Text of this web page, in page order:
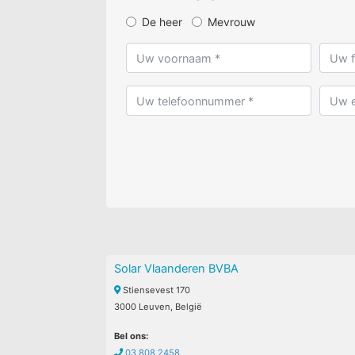
De heer Mevrouw
Solar Vlaanderen BVBA
Stiensevest 170
3000 Leuven, België
Bel ons:
03 808 2458